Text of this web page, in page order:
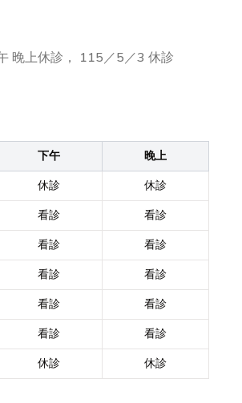
晚上休診， 115／5／3 休診
下午
晚上
休診
休診
看診
看診
看診
看診
看診
看診
看診
看診
看診
看診
休診 休診